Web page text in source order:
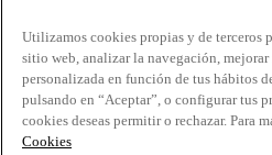
Utilizamos cookies propias y de terceros
sitio web, analizar la navegación,
personalizada en función de tus hábitos
pulsando en “Aceptar”, o configurar tus
cookies deseas permitir o rechazar. Para
Cookies